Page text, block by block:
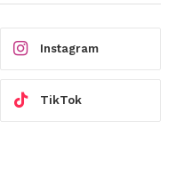
Instagram
TikTok